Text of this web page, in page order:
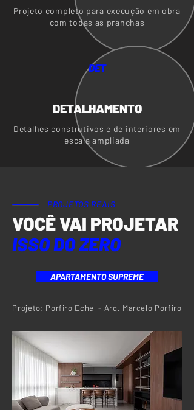
Projeto completo para execução em obra
com todas as pranchas
DET
DETALHAMENTO
Detalhes construtivos e de interiores em
escala ampliada
PROJETOS REAIS
ISSO DO ZERO
VOCÊ VAI PROJETAR
APARTAMENTO SUPREME
Projeto: Porfiro Echel - Arq. Marcelo Porfiro